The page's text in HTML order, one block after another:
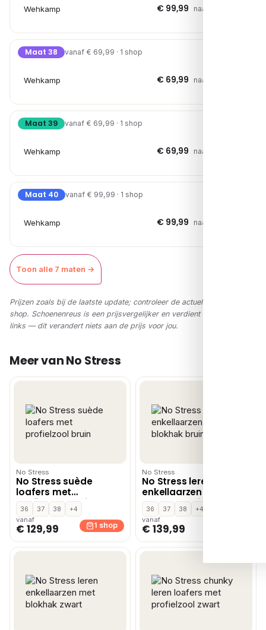
Wehkamp € 99,99 naar shop →
Maat 38 vanaf € 69,99 · 1 shop
Wehkamp € 69,99 naar shop →
Maat 39 vanaf € 69,99 · 1 shop
Wehkamp € 69,99 naar shop →
Maat 40 vanaf € 99,99 · 1 shop
Wehkamp € 99,99 naar shop →
Toon alle 7 maten →
Prijzen zoals bij de laatste update; controleer de actuele prijs in de
shop. Schoenenreus is een prijsvergelijker en verdient via affiliate-
links — dit verandert niets aan de prijs voor jou.
Meer van No Stress
No Stress
No Stress suède
loafers met
profielzool bruin
36 37 38
+4
vanaf
€ 129,99 1 shop
No Stress
No Stress leren
enkellaarzen met
blokhak bruin
36 37 38
+4
vanaf
€ 139,99